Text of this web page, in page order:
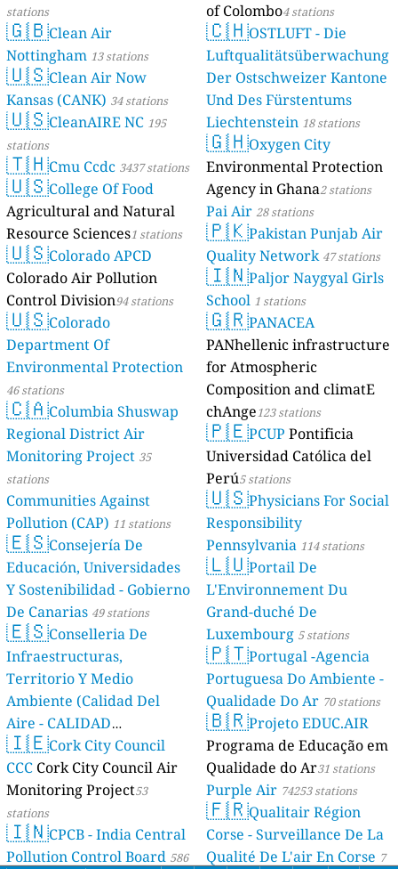
stations
🇬🇧Clean Air
Nottingham 13 stations
🇺🇸Clean Air Now
Kansas (CANK) 34 stations
🇺🇸CleanAIRE NC 195
stations
🇹🇭Cmu Ccdc 3437 stations
🇺🇸College Of Food
Agricultural and Natural
Resource Sciences1 stations
🇺🇸Colorado APCD
Colorado Air Pollution
Control Division94 stations
🇺🇸Colorado
Department Of
Environmental Protection
46 stations
🇨🇦Columbia Shuswap
Regional District Air
Monitoring Project 35
stations
Communities Against
Pollution (CAP) 11 stations
🇪🇸Consejería De
Educación, Universidades
Y Sostenibilidad - Gobierno
De Canarias 49 stations
🇪🇸Conselleria De
Infraestructuras,
Territorio Y Medio
Ambiente (Calidad Del
Aire - CALIDAD
AMBIENTAL) 23 stations
🇮🇪Cork City Council
CCC Cork City Council Air
Monitoring Project53
stations
🇮🇳CPCB - India Central
Pollution Control Board 586
of Colombo4 stations
🇨🇭OSTLUFT - Die
Luftqualitätsüberwachung
Der Ostschweizer Kantone
Und Des Fürstentums
Liechtenstein 18 stations
🇬🇭Oxygen City
Environmental Protection
Agency in Ghana2 stations
Pai Air 28 stations
🇵🇰Pakistan Punjab Air
Quality Network 47 stations
🇮🇳Paljor Naygyal Girls
School 1 stations
🇬🇷PANACEA
PANhellenic infrastructure
for Atmospheric
Composition and climatE
chAnge123 stations
🇵🇪PCUP Pontificia
Universidad Católica del
Perú5 stations
🇺🇸Physicians For Social
Responsibility
Pennsylvania 114 stations
🇱🇺Portail De
L'Environnement Du
Grand-duché De
Luxembourg 5 stations
🇵🇹Portugal -Agencia
Portuguesa Do Ambiente -
Qualidade Do Ar 70 stations
🇧🇷Projeto EDUC.AIR
Programa de Educação em
Qualidade do Ar31 stations
Purple Air 74253 stations
🇫🇷Qualitair Région
Corse - Surveillance De La
Qualité De L'air En Corse 7